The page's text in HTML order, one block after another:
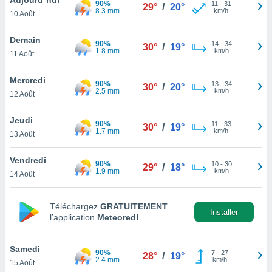
et
»,
au
vous
qu'ils
ou
le
ainsi
un
la
du
10 Août
90%
8.3 mm
29° / 20° 11 - 31
km/h
Demain
11 Août
90%
1.8 mm
30° / 19° 14- 34
km/h
Mercredi
12 Août
90%
2.5 mm
30° / 20° 13- 34
km/h
Jeudi
13 Août
90%
1.7 mm
30° / 19° 11 - 33
km/h
Vendredi
14 Août
90%
1.9 mm
29° / 18° 10- 30
km/h
Téléchargez GRATUITEMENT
l’application Meteored!
Installer
Samedi
15 Août
90%
2.4 mm
28° / 19° 7- 27
km/h